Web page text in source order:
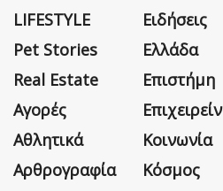
LIFESTYLE
Pet Stories
Real Estate
Αγορές
Αθλητικά
Αρθρογραφία
Ειδήσεις
Ελλάδα
Επιστήμη
Επιχειρείν
Κοινωνία
Κόσμος